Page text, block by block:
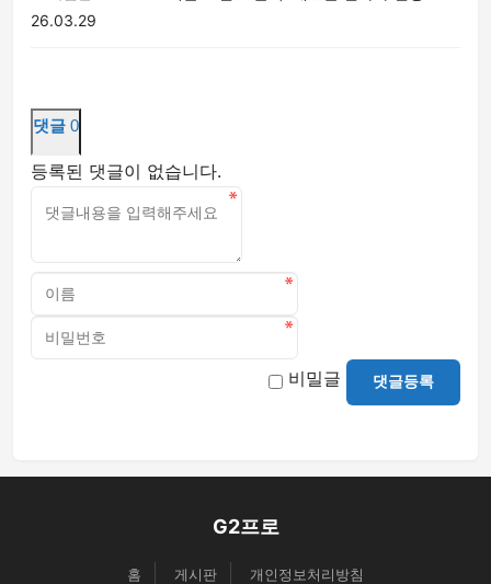
26.03.29
댓글 0
등록된 댓글이 없습니다.
비밀글 댓글등록
G2프로
홈 게시판 개인정보처리방침